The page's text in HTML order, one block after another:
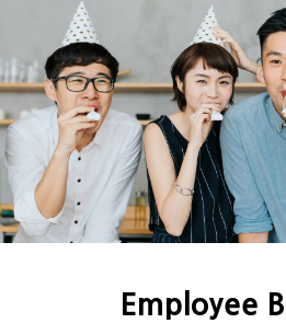
Employee